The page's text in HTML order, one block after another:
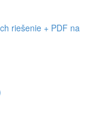
riešenie + PDF na